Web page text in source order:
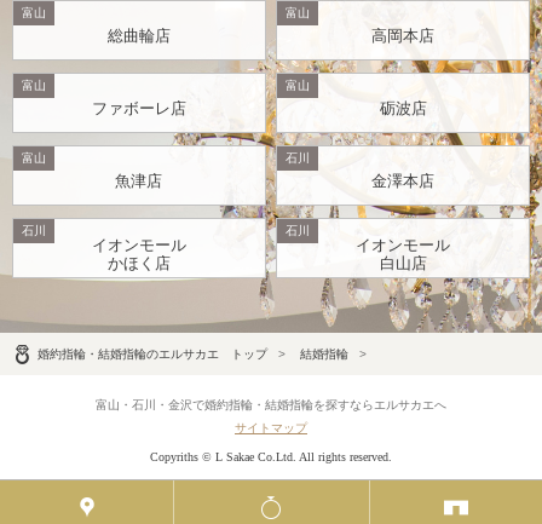
富山
総曲輪店
富山
高岡本店
富山
ファボーレ店
富山
砺波店
富山
魚津店
石川
金澤本店
石川
イオンモール
かほく店
石川
イオンモール
白山店
婚約指輪・結婚指輪のエルサカエ トップ 結婚指輪
富山・石川・金沢で婚約指輪・結婚指輪を探すならエルサカエへ
サイトマップ
Copyriths © L Sakae Co.Ltd. All rights reserved.